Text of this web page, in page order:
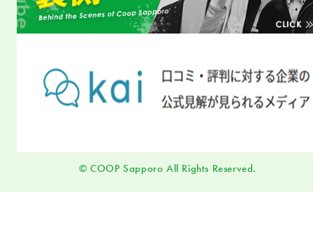
© COOP Sapporo All Rights Reserved.